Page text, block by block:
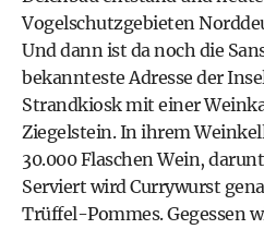
Vogelschutzgebieten
Und dann ist da noch die
bekannteste Adresse der
Strandkiosk mit einer
Ziegelstein. In ihrem
30.000 Flaschen Wein,
Serviert wird Currywurst
Trüffel-Pommes. Gegessen